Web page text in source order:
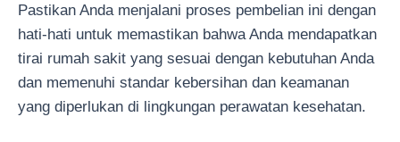
Pastikan Anda menjalani proses pembelian ini dengan
hati-hati untuk memastikan bahwa Anda mendapatkan
tirai rumah sakit yang sesuai dengan kebutuhan Anda
dan memenuhi standar kebersihan dan keamanan
yang diperlukan di lingkungan perawatan kesehatan.